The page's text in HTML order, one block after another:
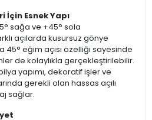
İçin Esnek Yapı
sağa ve +45° sola
açılarda kusursuz gönye
45° eğim açısı özelliği sayesinde
de kolaylıkla gerçekleştirilebilir.
yapımı, dekoratif işler ve
gerekli olan hassas açılı
sağlar.